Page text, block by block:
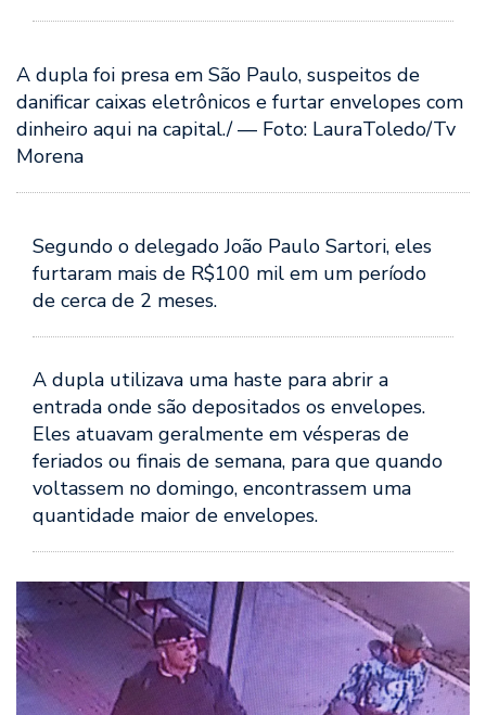
A dupla foi presa em São Paulo, suspeitos de
danificar caixas eletrônicos e furtar envelopes com
dinheiro aqui na capital./ — Foto: LauraToledo/Tv
Morena
Segundo o delegado João Paulo Sartori, eles
furtaram mais de R$100 mil em um período
de cerca de 2 meses.
A dupla utilizava uma haste para abrir a
entrada onde são depositados os envelopes.
Eles atuavam geralmente em vésperas de
feriados ou finais de semana, para que quando
voltassem no domingo, encontrassem uma
quantidade maior de envelopes.